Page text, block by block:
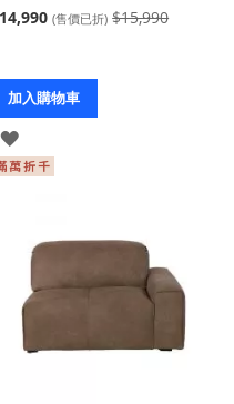
(售價已折) $15,990
加入購物車
登
入